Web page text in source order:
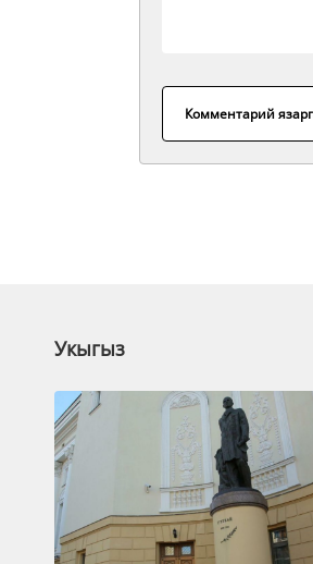
Комментарий
Укыгыз